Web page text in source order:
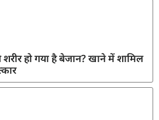
हो गया है बेजान? खाने में शामिल